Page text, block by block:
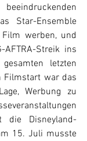
Star-Ensemble
werben, und
Streik ins
letzten
Filmstart war das
Werbung zu
die Disneyland-
15. Juli musste